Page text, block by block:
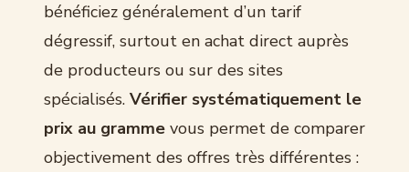
bénéficiez généralement d’un tarif
dégressif, surtout en achat direct auprès
de producteurs ou sur des sites
spécialisés. Vérifier systématiquement le
prix au gramme vous permet de comparer
objectivement des offres très différentes :